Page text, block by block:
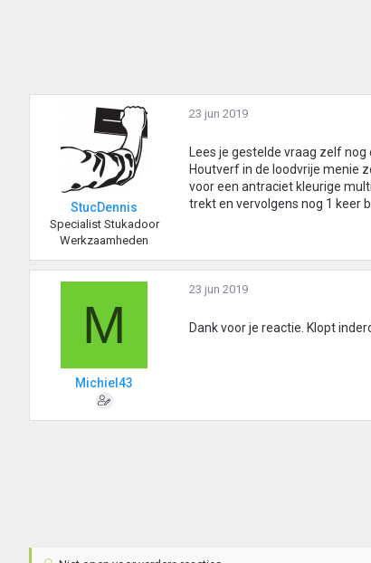
StucDennis
Specialist Stukadoor
Werkzaamheden
23 jun 2019
Lees je gestelde vraag zelf
Houtverf in de loodvrije menie
voor een antraciet kleurige
trekt en vervolgens nog 1 keer
M
Michiel43
23 jun 2019
Dank voor je reactie. Klopt